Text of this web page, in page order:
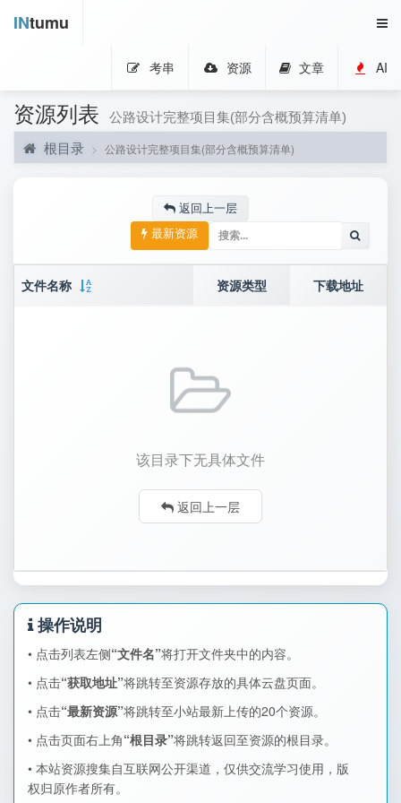
INtumu
考串 资源 文章 AI
资源列表 公路设计完整项目集(部分含概预算清单)
根目录 公路设计完整项目集(部分含概预算清单)
返回上一层
最新资源
文件名称 资源类型 下载地址
该目录下无具体文件
返回上一层
操作说明
• 点击列表左侧“文件名”将打开文件夹中的内容。
• 点击“获取地址”将跳转至资源存放的具体云盘页面。
• 点击“最新资源”将跳转至小站最新上传的20个资源。
• 点击页面右上角“根目录”将跳转返回至资源的根目录。
• 本站资源搜集自互联网公开渠道，仅供交流学习使用，版
权归原作者所有。